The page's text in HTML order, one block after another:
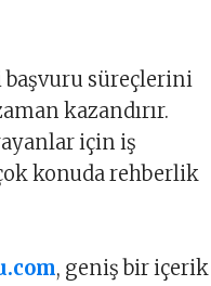
süreçlerini
kazandırır.
için iş
konuda rehberlik
, geniş bir içerik